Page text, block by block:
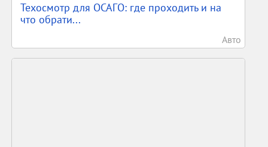
Техосмотр для ОСАГО: где проходить и на
что обрати...
Авто